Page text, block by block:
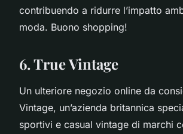
contribuendo a ridurre l’impatto
moda. Buono shopping!
6. True Vintage
Un ulteriore negozio online da
Vintage, un’azienda britannica
sportivi e casual vintage di marchi